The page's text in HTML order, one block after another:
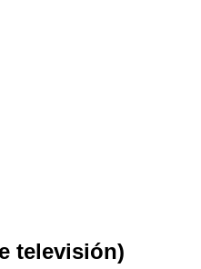
televisión)